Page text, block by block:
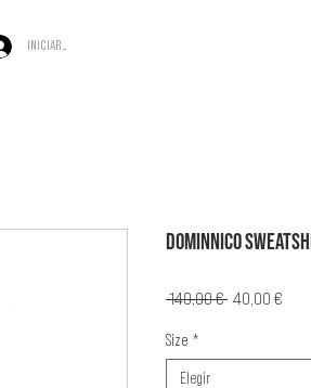
Iniciar sesión
DOMINNICO
140,00 € Precio
40,00 €
Size *
Elegir